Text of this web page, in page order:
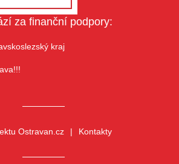
za finanční podpory:
Ostravan.cz Kontakty